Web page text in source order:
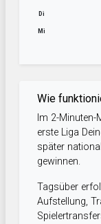
Di
Mi
Wie
Im 2-
erste Liga
später
gewinnen.
Tagsüber
Aufstellung,